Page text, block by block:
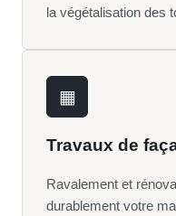
la végétalisation des
▦
Travaux de
Ravalement et
durablement votre